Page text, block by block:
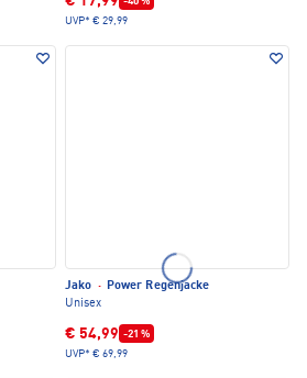
UVP* € 29,99
Jako · Power Regenjacke
Unisex
€ 54,99 -21 %
UVP* € 69,99